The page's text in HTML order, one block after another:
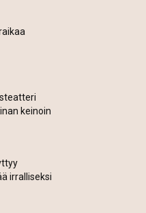
keinoin
irralliseksi